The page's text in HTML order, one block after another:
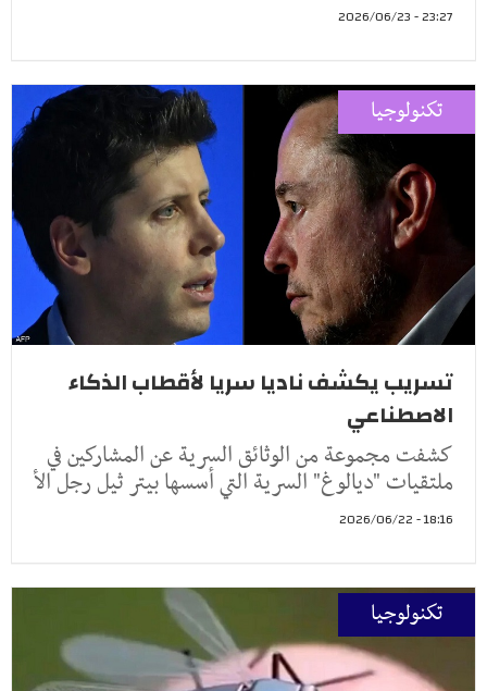
23:27 - 2026/06/23
تكنولوجيا
تسريب يكشف ناديا سريا لأقطاب الذكاء
الاصطناعي
كشفت مجموعة من الوثائق السرية عن المشاركين في
ملتقيات "ديالوغ" السرية التي أسسها بيتر ثيل رجل الأ
18:16 - 2026/06/22
تكنولوجيا